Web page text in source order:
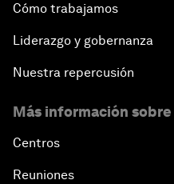
Cómo trabajamos
Liderazgo y gobernanza
Nuestra repercusión
Más información
Centros
Reuniones